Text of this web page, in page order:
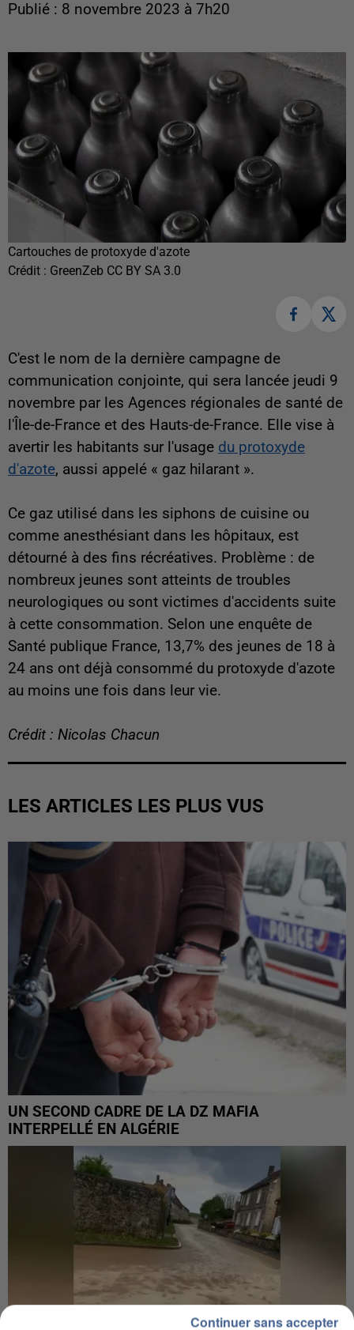
Publié : 8 novembre 2023 à 7h20
Cartouches de protoxyde d'azote
Crédit : GreenZeb CC BY SA 3.0
C'est le nom de la dernière campagne de
communication conjointe, qui sera lancée jeudi 9
novembre par les Agences régionales de santé de
l'Île-de-France et des Hauts-de-France. Elle vise à
avertir les habitants sur l'usage du protoxyde
d'azote, aussi appelé « gaz hilarant ».
Ce gaz utilisé dans les siphons de cuisine ou
comme anesthésiant dans les hôpitaux, est
détourné à des fins récréatives. Problème : de
nombreux jeunes sont atteints de troubles
neurologiques ou sont victimes d'accidents suite
à cette consommation. Selon une enquête de
Santé publique France, 13,7% des jeunes de 18 à
24 ans ont déjà consommé du protoxyde d'azote
au moins une fois dans leur vie.
Crédit : Nicolas Chacun
LES ARTICLES LES PLUS VUS
UN SECOND CADRE DE LA DZ MAFIA
INTERPELLÉ EN ALGÉRIE
Continuer sans accepter